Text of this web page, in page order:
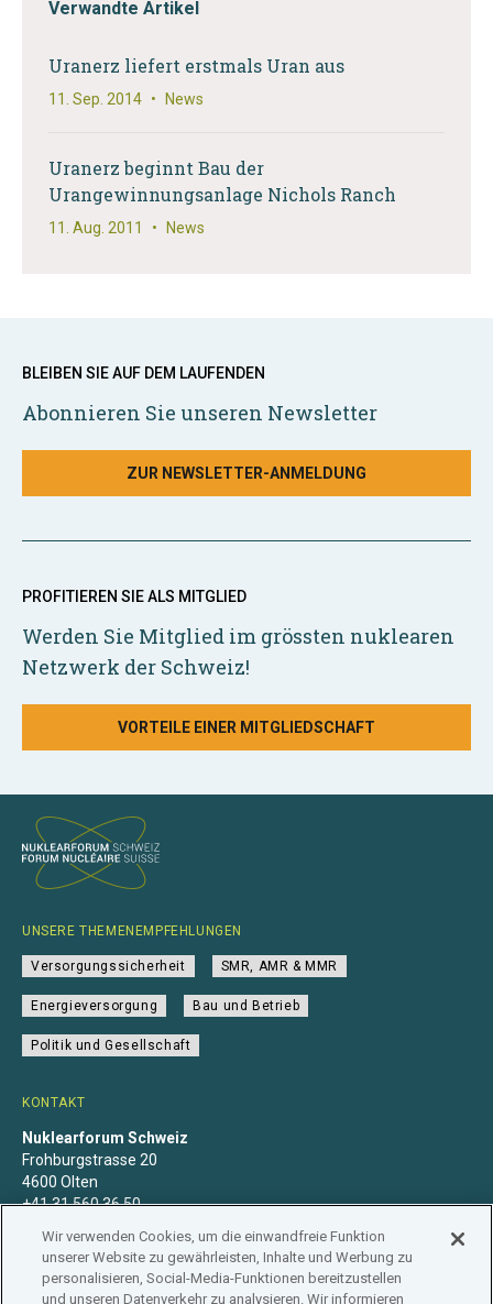
Verwandte Artikel
Uranerz liefert erstmals Uran aus
11. Sep. 2014 • News
Uranerz beginnt Bau der
Urangewinnungsanlage Nichols Ranch
11. Aug. 2011 • News
BLEIBEN SIE AUF DEM LAUFENDEN
Abonnieren Sie unseren Newsletter
ZUR NEWSLETTER-ANMELDUNG
PROFITIEREN SIE ALS MITGLIED
Werden Sie Mitglied im grössten nuklearen
Netzwerk der Schweiz!
VORTEILE EINER MITGLIEDSCHAFT
KONTAKT
Nuklearforum Schweiz
Frohburgstrasse 20
4600 Olten
+41 31 560 36 50
UNSERE THEMENEMPFEHLUNGEN
Versorgungssicherheit SMR, AMR & MMR
Energieversorgung Bau und Betrieb
Politik und Gesellschaft
Wir verwenden Cookies, um die einwandfreie Funktion
unserer Website zu gewährleisten, Inhalte und Werbung zu
personalisieren, Social-Media-Funktionen bereitzustellen
und unseren Datenverkehr zu analysieren. Wir informieren